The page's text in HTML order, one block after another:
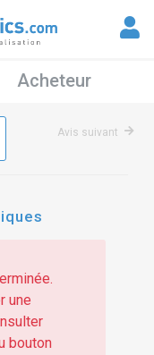
Acheteur
Avis suivant
une
bouton